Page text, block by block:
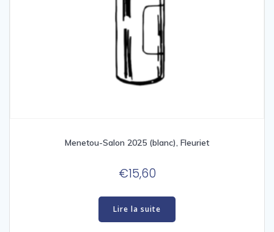
Menetou-Salon 2025 (blanc), Fleuriet
€15,60
Lire la suite